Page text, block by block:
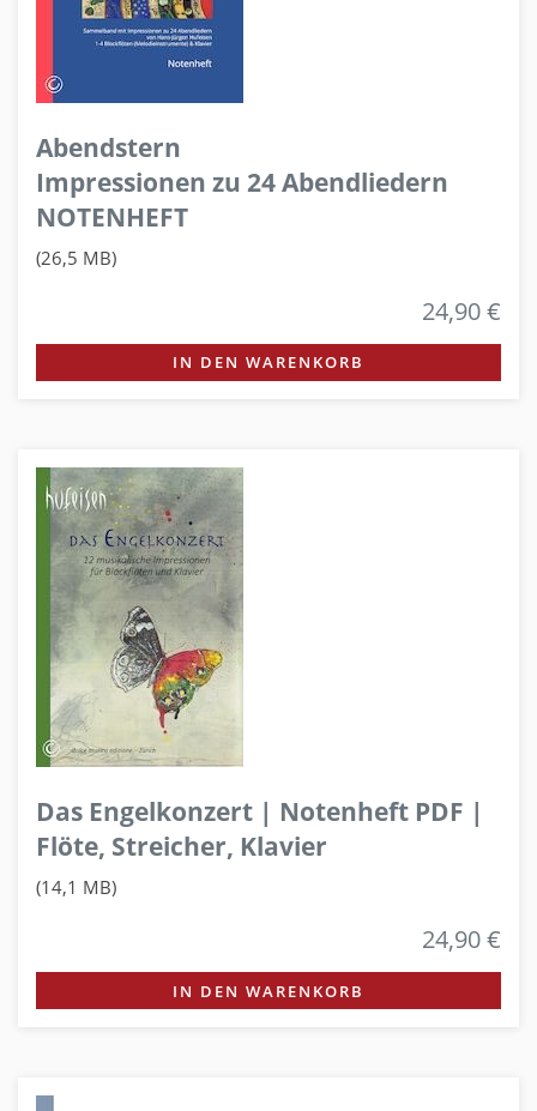
Abendstern
Impressionen zu 24 Abendliedern
NOTENHEFT
(26,5 MB)
24,90 €
IN DEN WARENKORB
Das Engelkonzert | Notenheft PDF |
Flöte, Streicher, Klavier
(14,1 MB)
24,90 €
IN DEN WARENKORB